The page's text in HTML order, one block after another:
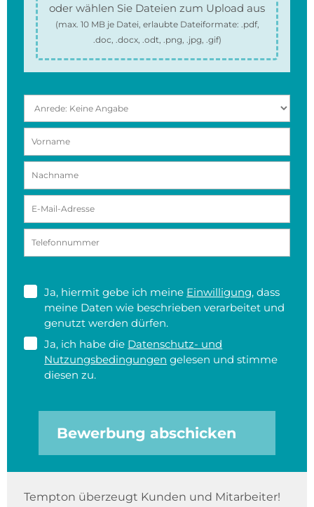
oder wählen Sie Dateien zum Upload aus
(max. 10 MBje Datei, erlaubte Dateiformate: .pdf,
.doc, .docx, .odt, .png, .jpg, .gif)
Ja, hiermit gebe ich meine Einwilligung, dass
meine Daten wie beschrieben verarbeitet und
genutzt werden dürfen.
Ja, ich habe die Datenschutz- und
Nutzungsbedingungen gelesen und stimme
diesen zu.
Bewerbung abschicken
Tempton überzeugt Kunden und Mitarbeiter!